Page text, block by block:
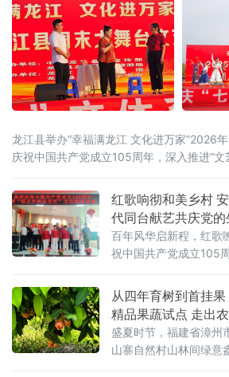
龙江县举办“幸福满龙江 文化进万家”2026
庆祝中国共产党成立105周年，深入推进“文
旅游局联合主办，文体广旅系统专场率先开
聚一堂，在歌声与欢笑中抒发爱党爱国情怀
红歌响彻和美乡村
代同台献艺共庆党的
百年风华启新程，红歌
祝中国共产党成立105
29日，福建省泉州市
支联合东溪老年协会开
文艺汇演，以嘹亮歌声
年光辉历程。本次活动
镇东溪老年协会主办，
从四年育树到首挂
精品果蔬试点 走出
盛夏时节，福建省漳州
山寨自然村山林间绿意